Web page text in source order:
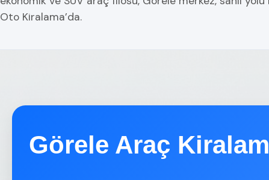
Oto Kiralama’da.
Görele Araç